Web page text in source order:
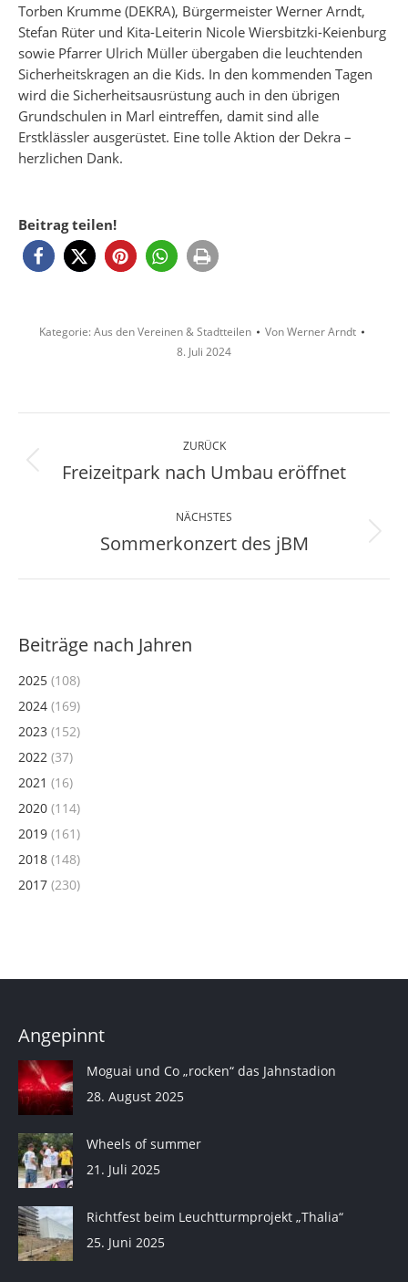
Torben Krumme (DEKRA), Bürgermeister Werner Arndt,
Stefan Rüter und Kita-Leiterin Nicole Wiersbitzki-Keienburg
sowie Pfarrer Ulrich Müller übergaben die leuchtenden
Sicherheitskragen an die Kids. In den kommenden Tagen
wird die Sicherheitsausrüstung auch in den übrigen
Grundschulen in Marl eintreffen, damit sind alle
Erstklässler ausgerüstet. Eine tolle Aktion der Dekra –
herzlichen Dank.
Beitrag teilen!
Kategorie:Aus den Vereinen & Stadtteilen VonWerner Arndt
8. Juli 2024
Kommentarnavigation
ZURÜCK
Vorheriger
Freizeitpark nach Umbau eröffnet
NÄCHSTES
Nächster
Sommerkonzert des jBM
Beiträge nach Jahren
2025 (108)
2024 (169)
2023 (152)
2022 (37)
2021 (16)
2020 (114)
2019 (161)
2018 (148)
2017 (230)
Angepinnt
Moguai und Co „rocken“ das Jahnstadion
28. August 2025
Wheels of summer
21. Juli 2025
Richtfest beim Leuchtturmprojekt „Thalia“
25. Juni 2025